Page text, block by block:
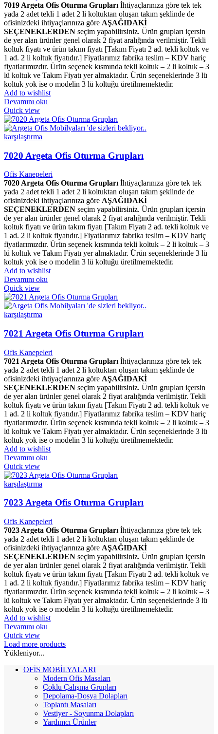
7019 Argeta Ofis Oturma Grupları İhtiyaçlarınıza göre tek tek
yada 2 adet tekli 1 adet 2 li koltuktan oluşan takım şeklinde de
ofisinizdeki ihtiyaçlarınıza göre AŞAĞIDAKİ
SEÇENEKLERDEN seçim yapabilirsiniz. Ürün grupları içersin
de yer alan ürünler genel olarak 2 fiyat aralığında verilmiştir. Tekli
koltuk fiyatı ve ürün takım fiyatı [Takım Fiyatı 2 ad. tekli koltuk ve
1 ad. 2 li koltuk fiyatıdır.] Fiyatlarımız fabrika teslim – KDV hariç
fiyatlarımızdır. Ürün seçenek kısmında tekli koltuk – 2 li koltuk – 3
lü koltuk ve Takım Fiyatı yer almaktadır. Ürün seçeneklerinde 3 lü
koltuk yok ise o modelin 3 lü koltuğu üretilmemektedir.
Add to wishlist
Devamını oku
Quick view
karşılaştırma
7020 Argeta Ofis Oturma Grupları
Ofis Kanepeleri
7020 Argeta Ofis Oturma Grupları İhtiyaçlarınıza göre tek tek
yada 2 adet tekli 1 adet 2 li koltuktan oluşan takım şeklinde de
ofisinizdeki ihtiyaçlarınıza göre AŞAĞIDAKİ
SEÇENEKLERDEN seçim yapabilirsiniz. Ürün grupları içersin
de yer alan ürünler genel olarak 2 fiyat aralığında verilmiştir. Tekli
koltuk fiyatı ve ürün takım fiyatı [Takım Fiyatı 2 ad. tekli koltuk ve
1 ad. 2 li koltuk fiyatıdır.] Fiyatlarımız fabrika teslim – KDV hariç
fiyatlarımızdır. Ürün seçenek kısmında tekli koltuk – 2 li koltuk – 3
lü koltuk ve Takım Fiyatı yer almaktadır. Ürün seçeneklerinde 3 lü
koltuk yok ise o modelin 3 lü koltuğu üretilmemektedir.
Add to wishlist
Devamını oku
Quick view
karşılaştırma
7021 Argeta Ofis Oturma Grupları
Ofis Kanepeleri
7021 Argeta Ofis Oturma Grupları İhtiyaçlarınıza göre tek tek
yada 2 adet tekli 1 adet 2 li koltuktan oluşan takım şeklinde de
ofisinizdeki ihtiyaçlarınıza göre AŞAĞIDAKİ
SEÇENEKLERDEN seçim yapabilirsiniz. Ürün grupları içersin
de yer alan ürünler genel olarak 2 fiyat aralığında verilmiştir. Tekli
koltuk fiyatı ve ürün takım fiyatı [Takım Fiyatı 2 ad. tekli koltuk ve
1 ad. 2 li koltuk fiyatıdır.] Fiyatlarımız fabrika teslim – KDV hariç
fiyatlarımızdır. Ürün seçenek kısmında tekli koltuk – 2 li koltuk – 3
lü koltuk ve Takım Fiyatı yer almaktadır. Ürün seçeneklerinde 3 lü
koltuk yok ise o modelin 3 lü koltuğu üretilmemektedir.
Add to wishlist
Devamını oku
Quick view
karşılaştırma
7023 Argeta Ofis Oturma Grupları
Ofis Kanepeleri
7023 Argeta Ofis Oturma Grupları İhtiyaçlarınıza göre tek tek
yada 2 adet tekli 1 adet 2 li koltuktan oluşan takım şeklinde de
ofisinizdeki ihtiyaçlarınıza göre AŞAĞIDAKİ
SEÇENEKLERDEN seçim yapabilirsiniz. Ürün grupları içersin
de yer alan ürünler genel olarak 2 fiyat aralığında verilmiştir. Tekli
koltuk fiyatı ve ürün takım fiyatı [Takım Fiyatı 2 ad. tekli koltuk ve
1 ad. 2 li koltuk fiyatıdır.] Fiyatlarımız fabrika teslim – KDV hariç
fiyatlarımızdır. Ürün seçenek kısmında tekli koltuk – 2 li koltuk – 3
lü koltuk ve Takım Fiyatı yer almaktadır. Ürün seçeneklerinde 3 lü
koltuk yok ise o modelin 3 lü koltuğu üretilmemektedir.
Add to wishlist
Devamını oku
Quick view
Load more products
Yükleniyor...
OFİS MOBİLYALARI
Modern Ofis Masaları
Çoklu Çalışma Grupları
Depolama-Dosya Dolapları
Toplantı Masaları
Vestiyer - Soyunma Dolapları
Yardımcı Ürünler